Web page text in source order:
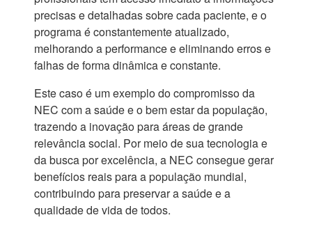
precisas e detalhadas sobre cada paciente, e o
programa é constantemente atualizado,
melhorando a performance e eliminando erros e
falhas de forma dinâmica e constante.
Este caso é um exemplo do compromisso da
NEC com a saúde e o bem estar da população,
trazendo a inovação para áreas de grande
relevância social. Por meio de sua tecnologia e
da busca por excelência, a NEC consegue gerar
benefícios reais para a população mundial,
contribuindo para preservar a saúde e a
qualidade de vida de todos.